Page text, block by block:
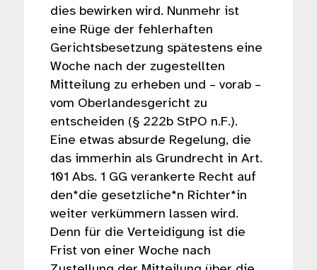
dies bewirken wird. Nunmehr ist
eine Rüge der fehlerhaften
Gerichtsbesetzung spätestens eine
Woche nach der zugestellten
Mitteilung zu erheben und – vorab –
vom Oberlandesgericht zu
entscheiden (§ 222b StPO n.F.).
Eine etwas absurde Regelung, die
das immerhin als Grundrecht in Art.
101 Abs. 1 GG verankerte Recht auf
den*die gesetzliche*n Richter*in
weiter verkümmern lassen wird.
Denn für die Verteidigung ist die
Frist von einer Woche nach